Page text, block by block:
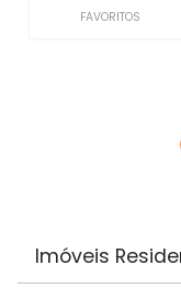
FAVORITOS
Imóveis